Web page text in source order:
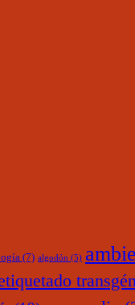
(7) algodón (5)